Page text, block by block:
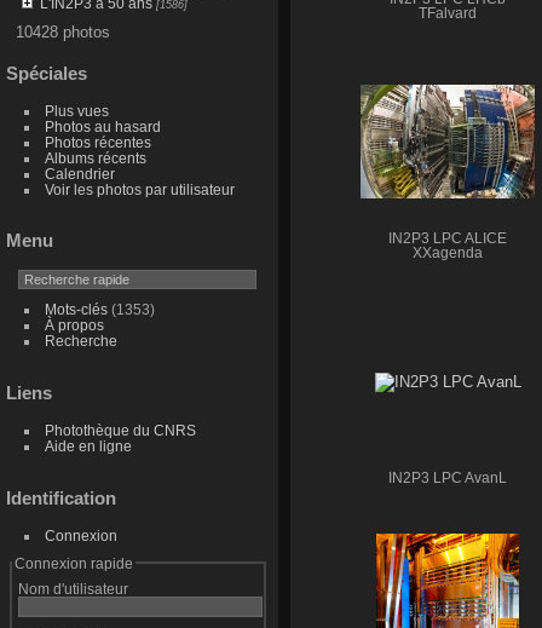
[1586]
10428 photos
Spéciales
Plus vues
Photos au hasard
Photos récentes
Albums récents
Calendrier
Voir les photos par utilisateur
Menu
Mots-clés(1353)
À propos
Recherche
Liens
Photothèque du CNRS
Aide en ligne
Identification
Connexion
Connexion rapide
Nom d'utilisateur
TFalvard
IN2P3 LPC ALICE
XXagenda
IN2P3 LPC AvanL